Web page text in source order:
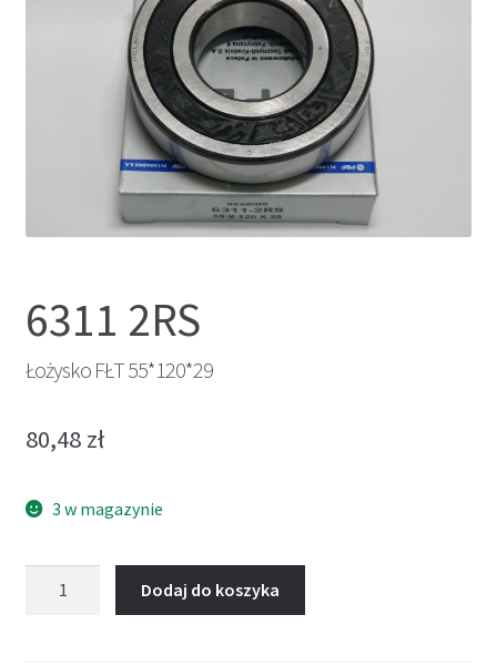
6311 2RS
Łożysko FŁT 55*120*29
80,48 zł
3 w magazynie
Dodaj do koszyka